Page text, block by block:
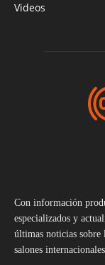
Videos
Con información
especializados y
últimas noticias sobre
salones